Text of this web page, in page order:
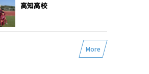
高知高校
More